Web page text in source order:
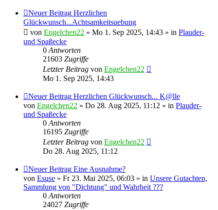
Neuer Beitrag Herzlichen
Glückwunsch...Achtsamkeitsuebung
von Engelchen22 » Mo 1. Sep 2025, 14:43 » in Plauder-
und Spaßecke
0Antworten
21603 Zugriffe
Letzter Beitrag von Engelchen22
Mo 1. Sep 2025, 14:43
Neuer Beitrag Herzlichen Glückwunsch... K@lle
von Engelchen22 » Do 28. Aug 2025, 11:12 » in Plauder-
und Spaßecke
0Antworten
16195 Zugriffe
Letzter Beitrag von Engelchen22
Do 28. Aug 2025, 11:12
Neuer Beitrag Eine Ausnahme?
von Esuse » Fr 23. Mai 2025, 06:03 » in Unsere Gutachten,
Sammlung von "Dichtung" und Wahrheit ???
0Antworten
24027 Zugriffe